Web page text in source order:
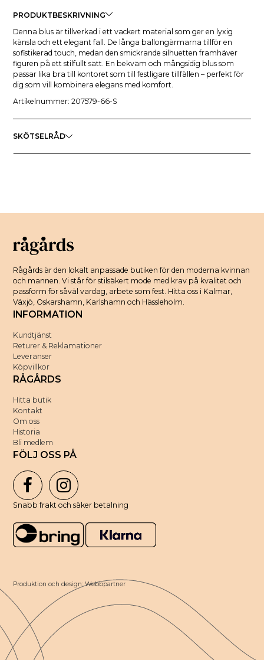
PRODUKTBESKRIVNING
Denna blus är tillverkad i ett vackert material som ger en lyxig
känsla och ett elegant fall. De långa ballongärmarna tillför en
sofistikerad touch, medan den smickrande silhuetten framhäver
figuren på ett stilfullt sätt. En bekväm och mångsidig blus som
passar lika bra till kontoret som till festligare tillfällen – perfekt för
dig som vill kombinera elegans med komfort.
Artikelnummer: 207579-66-S
SKÖTSELRÅD
Rågårds är den lokalt anpassade butiken för den moderna kvinnan
och mannen. Vi står för stilsäkert mode med krav på kvalitet och
passform för såväl vardag, arbete som fest. Hitta oss i Kalmar,
Växjö, Oskarshamn, Karlshamn och Hässleholm.
INFORMATION
Kundtjänst
Returer & Reklamationer
Leveranser
Köpvillkor
RÅGÅRDS
Hitta butik
Kontakt
Om oss
Historia
Bli medlem
FÖLJ OSS PÅ
Snabb frakt och säker betalning
Produktion och design: Webbpartner